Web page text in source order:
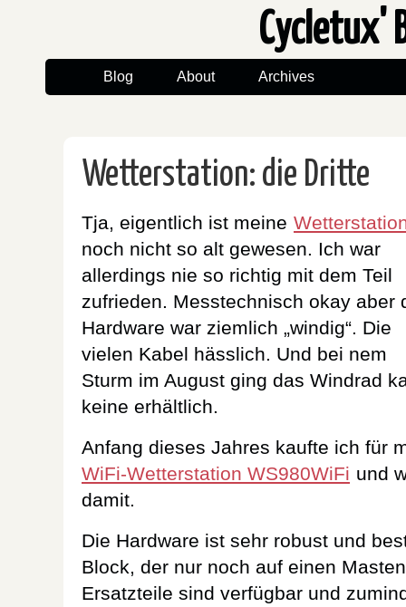
Cycletux'
Blog About Archives
Wetterstation: die Dritte
Tja, eigentlich ist meine
noch nicht so alt gewesen. Ich war
allerdings nie so richtig mit dem Teil
zufrieden. Messtechnisch okay aber
Hardware war ziemlich „windig“. Die
vielen Kabel hässlich. Und bei nem
Sturm im August ging das Windrad
keine erhältlich.
Anfang dieses Jahres kaufte ich für
WiFi-Wetterstation WS980WiFi und
damit.
Die Hardware ist sehr robust und
Block, der nur noch auf einen
Ersatzteile sind verfügbar und